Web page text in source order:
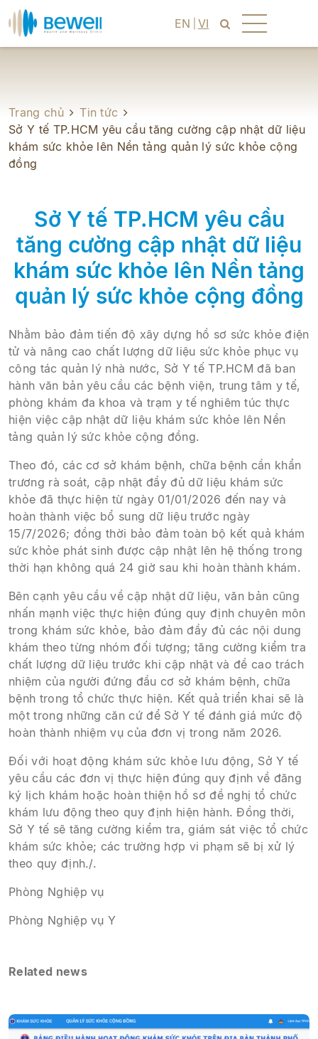
EN VI
Trang chủ
Tin tức
Sở Y tế TP.HCM yêu cầu tăng cường cập nhật dữ liệu
khám sức khỏe lên Nền tảng quản lý sức khỏe cộng
đồng
Sở Y tế TP.HCM yêu cầu
tăng cường cập nhật dữ liệu
khám sức khỏe lên Nền tảng
quản lý sức khỏe cộng đồng
Nhằm bảo đảm tiến độ xây dựng hồ sơ sức khỏe điện
tử và nâng cao chất lượng dữ liệu sức khỏe phục vụ
công tác quản lý nhà nước, Sở Y tế TP.HCM đã ban
hành văn bản yêu cầu các bệnh viện, trung tâm y tế,
phòng khám đa khoa và trạm y tế nghiêm túc thực
hiện việc cập nhật dữ liệu khám sức khỏe lên Nền
tảng quản lý sức khỏe cộng đồng.
Theo đó, các cơ sở khám bệnh, chữa bệnh cần khẩn
trương rà soát, cập nhật đầy đủ dữ liệu khám sức
khỏe đã thực hiện từ ngày 01/01/2026 đến nay và
hoàn thành việc bổ sung dữ liệu trước ngày
15/7/2026; đồng thời bảo đảm toàn bộ kết quả khám
sức khỏe phát sinh được cập nhật lên hệ thống trong
thời hạn không quá 24 giờ sau khi hoàn thành khám.
Bên cạnh yêu cầu về cập nhật dữ liệu, văn bản cũng
nhấn mạnh việc thực hiện đúng quy định chuyên môn
trong khám sức khỏe, bảo đảm đầy đủ các nội dung
khám theo từng nhóm đối tượng; tăng cường kiểm tra
chất lượng dữ liệu trước khi cập nhật và đề cao trách
nhiệm của người đứng đầu cơ sở khám bệnh, chữa
bệnh trong tổ chức thực hiện. Kết quả triển khai sẽ là
một trong những căn cứ để Sở Y tế đánh giá mức độ
hoàn thành nhiệm vụ của đơn vị trong năm 2026.
Đối với hoạt động khám sức khỏe lưu động, Sở Y tế
yêu cầu các đơn vị thực hiện đúng quy định về đăng
ký lịch khám hoặc hoàn thiện hồ sơ đề nghị tổ chức
khám lưu động theo quy định hiện hành. Đồng thời,
Sở Y tế sẽ tăng cường kiểm tra, giám sát việc tổ chức
khám sức khỏe; các trường hợp vi phạm sẽ bị xử lý
theo quy định./.
Phòng Nghiệp vụ
Phòng Nghiệp vụ Y
Related news